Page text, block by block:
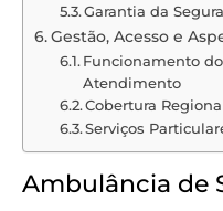
Garantia da
Gestão, Acesso e
Funcionamento
Atendimento
Cobertura
Serviços
Ambulância de